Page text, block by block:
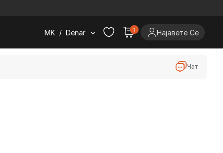
MK / Denar 1 Најавете Се
Чат